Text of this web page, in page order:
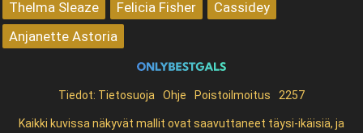
Thelma Sleaze
Felicia Fisher
Cassidey
Anjanette Astoria
Tiedot: Tietosuoja Ohje Poistoilmoitus 2257
Kaikki kuvissa näkyvät mallit ovat saavuttaneet täysi-ikäisiä, ja